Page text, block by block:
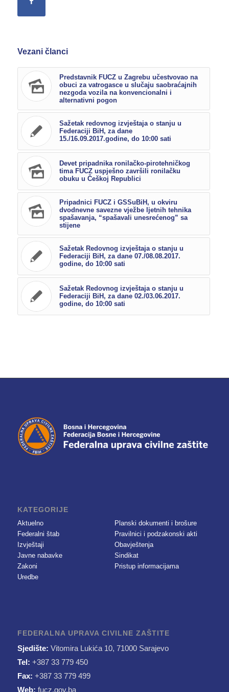
Vezani članci
Predstavnik FUCZ u Zagrebu učestvovao na
obuci za vatrogasce u slučaju saobraćajnih
nezgoda vozila na konvencionalni i
alternativni pogon
Sažetak redovnog izvještaja o stanju u
Federaciji BiH, za dane
15./16.09.2017.godine, do 10:00 sati
Devet pripadnika ronilačko-pirotehničkog
tima FUCZ uspješno završili ronilačku
obuku u Češkoj Republici
Pripadnici FUCZ i GSSuBiH, u okviru
dvodnevne savezne vježbe ljetnih tehnika
spašavanja, “spašavali unesrećenog” sa
stijene
Sažetak Redovnog izvještaja o stanju u
Federaciji BiH, za dane 07./08.08.2017.
godine, do 10:00 sati
Sažetak Redovnog izvještaja o stanju u
Federaciji BiH, za dane 02./03.06.2017.
godine, do 10:00 sati
KATEGORIJE
Aktuelno
Federalni štab
Izvještaji
Javne nabavke
Zakoni
Uredbe
Planski dokumenti i brošure
Pravilnici i podzakonski akti
Obavještenja
Sindikat
Pristup informacijama
FEDERALNA UPRAVA CIVILNE ZAŠTITE
Sjedište: Vitomira Lukića 10, 71000 Sarajevo
Tel: +387 33 779 450
Fax: +387 33 779 499
Web: fucz.gov.ba